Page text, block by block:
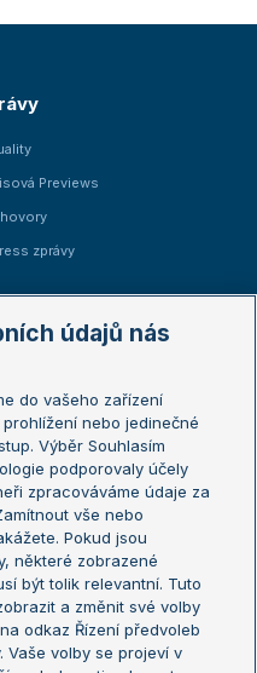
Previews
zprávy
Open
Open
mistrů
mistryň
údajů nás
do vašeho zařízení
nebo jedinečné
Výběr Souhlasím
podporovaly účely
zpracováváme údaje za
vše nebo
Pokud jsou
některé zobrazené
být tolik relevantní. Tuto
a změnit své volby
odkaz Řízení předvoleb
Vaše volby se projeví v